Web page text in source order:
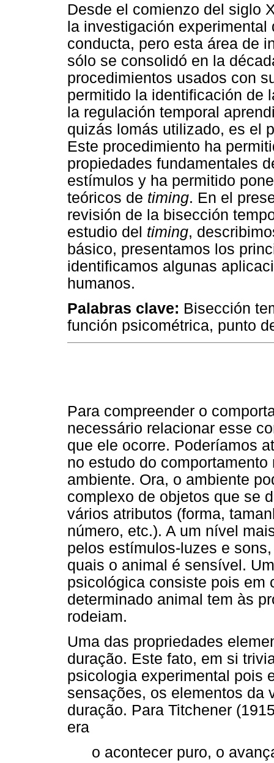
Desde el comienzo del siglo
la investigación
conducta, pero esta área de
sólo se consolidó en la
procedimientos usados con
permitido la identificación de
la regulación temporal
quizás lomás utilizado, es el
Este procedimiento ha
propiedades fundamentales
estímulos y ha permitido
teóricos de timing. En el
revisión de la bisección
estudio del timing,
básico, presentamos los
identificamos algunas
humanos.
Palabras clave: Bisección
función psicométrica, punto
Para compreender o
necessário relacionar esse
que ele ocorre. Poderíamos
no estudo do
ambiente. Ora, o ambiente
complexo de objetos que se
vários atributos (forma,
número, etc.). A um nível
pelos estímulos-luzes e
quais o animal é sensível.
psicológica consiste pois em
determinado animal tem às
rodeiam.
Uma das propriedades
duração. Este fato, em si
psicologia experimental pois
sensações, os elementos da
duração. Para Titchener
era
o acontecer puro, o